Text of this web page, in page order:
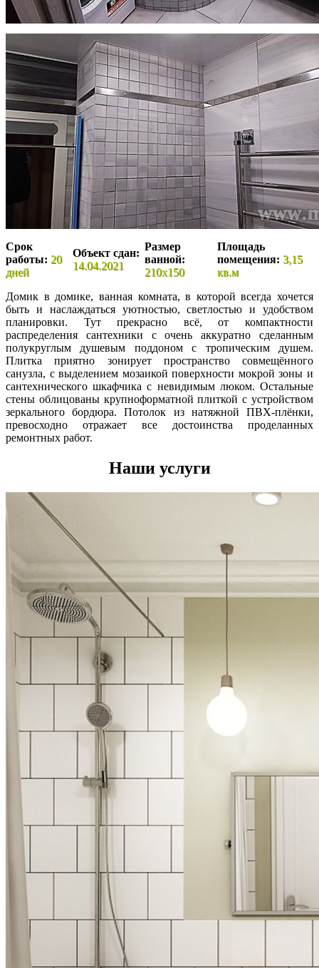
Срок
работы: 20
дней
Объект сдан:
14.04.2021
Размер
ванной:
210х150
Площадь
помещения: 3,15
кв.м
Домик в домике, ванная комната, в которой всегда хочется
быть и наслаждаться уютностью, светлостью и удобством
планировки. Тут прекрасно всё, от компактности
распределения сантехники с очень аккуратно сделанным
полукруглым душевым поддоном с тропическим душем.
Плитка приятно зонирует пространство совмещённого
санузла, с выделением мозаикой поверхности мокрой зоны и
сантехнического шкафчика с невидимым люком. Остальные
стены облицованы крупноформатной плиткой с устройством
зеркального бордюра. Потолок из натяжной ПВХ-плёнки,
превосходно отражает все достоинства проделанных
ремонтных работ.
Наши услуги